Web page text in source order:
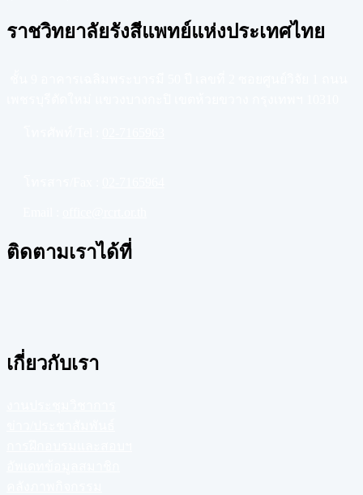
ราชวิทยาลัยรังสีแพทย์แห่งประเทศไทย
ติดตามเราได้ที่
เกี่ยวกับเรา